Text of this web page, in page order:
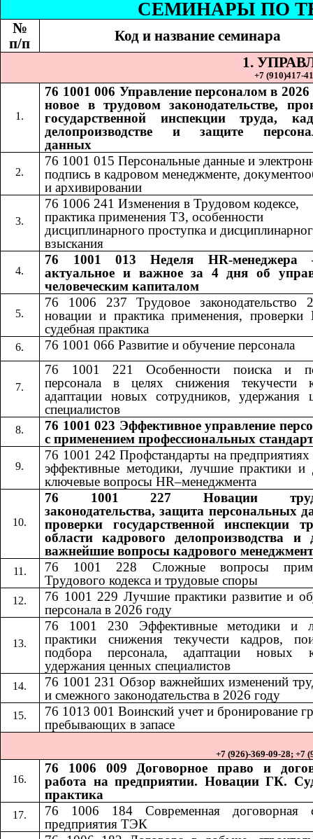
СЕМИНАРЫ ПО
№
п/п
Код и название семинара
1.
+7 (910)417-
76 1001 006 Управление персоналом в 2026
новое в трудовом законодательстве,
государственной инспекции труда,
делопроизводстве и защите
данных
76 1001 015​​Персональные данные и
подпись в кадровом менеджменте,
и архивировании
76 1006 241 ​​Изменения в Трудовом кодексе,
практика применения ТЗ, особенности
дисциплинарного проступка и
взыскания
76 1001 013 Неделя HR-менеджера
актуальное и важное за 4 дня об
человеческим капиталом
76 1006 237 Трудовое законодательство
новации и практика применения,
судебная практика
76 1001 066 Развитие и обучение персонала
76 1001 221 Особенности поиска и
персонала в целях снижения текучести
адаптации новых сотрудников, удержания
специалистов
76 1001 023 Эффективное управление
с применением профессиональных
76 1001 242​​Профстандарты на
эффективные методики, лучшие практики и
ключевые вопросы​​HR–менеджмента
76 1001 227 ​​Новации
законодательства, защита персональных
проверки государственной инспекции
области кадрового делопроизводства и
важнейшие вопросы кадрового
76 1001 228
Сложные вопросы
Трудового кодекса и трудовые споры
76 1001 229 Лучшие практики развитие и
персонала в 2026 году
76 1001 230
Эффективные методики и
практики снижения текучести кадров,
подбора персонала, адаптации новых
удержания ценных специалистов
76 1001 231 ​​Обзор важнейших изменений
и смежного законодательства в 2026 году
76 1013 ​​001 ​​Воинский учет и бронирование
пребывающих в запасе
+7 (926)-369-09-28; +7
76 1006 009 Договорное право и
работа на предприятии. Новации ГК.
практика
76 1006 184​​ Современная договорная
предприятия ТЭК